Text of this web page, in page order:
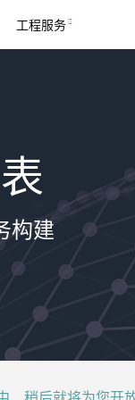
工程服务
构建